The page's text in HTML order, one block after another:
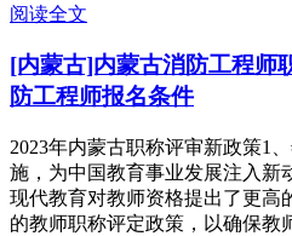
阅读全文
[内蒙古]内蒙古消防工程师
防工程师报名条件
2023年内蒙古职称评审新政策1
施，为中国教育事业发展注入新
现代教育对教师资格提出了更高
的教师职称评定政策，以确保教